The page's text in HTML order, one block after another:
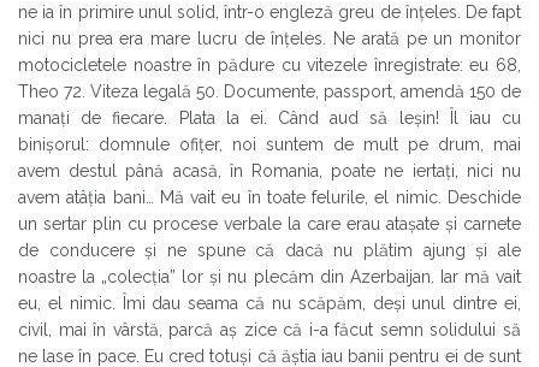
ne ia în primire unul solid, într-o engleză greu de înțeles. De fapt
nici nu prea era mare lucru de înțeles. Ne arată pe un monitor
motocicletele noastre în pădure cu vitezele înregistrate: eu 68,
Theo 72. Viteza legală 50. Documente, passport, amendă 150 de
manați de fiecare. Plata la ei. Când aud să leșin! Îl iau cu
binișorul: domnule ofițer, noi suntem de mult pe drum, mai
avem destul până acasă, în Romania, poate ne iertați, nici nu
avem atâția bani… Mă vait eu în toate felurile, el nimic. Deschide
un sertar plin cu procese verbale la care erau atașate și carnete
de conducere și ne spune că dacă nu plătim ajung și ale
noastre la „colecția” lor și nu plecăm din Azerbaijan. Iar mă vait
eu, el nimic. Îmi dau seama că nu scăpăm, deși unul dintre ei,
civil, mai în vârstă, parcă aș zice că i-a făcut semn solidului să
ne lase în pace. Eu cred totuși că ăștia iau banii pentru ei de sunt